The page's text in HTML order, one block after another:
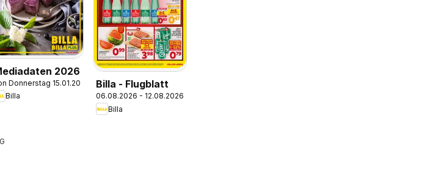
2026
Donnerstag 15.01.2026
Billa
Billa - Flugblatt
06.08.2026 - 12.08.2026
Billa